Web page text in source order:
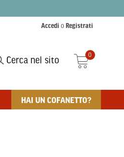
Cerca nel sito
0
HAI UN COFANETTO?
Accedi o Registrati